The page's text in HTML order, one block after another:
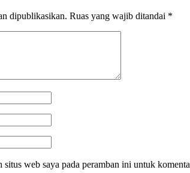
dipublikasikan. Ruas yang wajib ditandai *
situs web saya pada peramban ini untuk